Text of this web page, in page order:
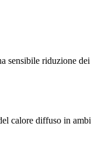
sensibile riduzione
calore diffuso in